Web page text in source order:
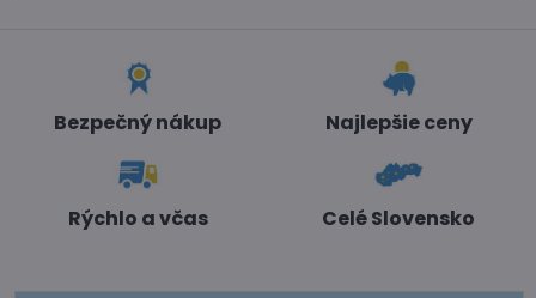
Bezpečný nákup Najlepšie ceny
Rýchlo a včas Celé Slovensko